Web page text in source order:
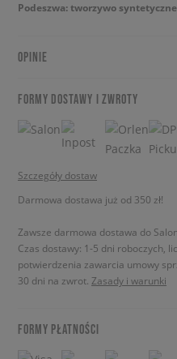
Podeszwa: tworzywo syntetyczne
OPINIE
FORMY DOSTAWY I ZWROTY
Szczegóły dostaw
Darmowa dostawa już od 350 zł!
Zawsze darmowa dostawa do
Czas dostawy: 1-5 dni roboczych,
potwierdzenia zawarcia umowy
30 dni na zwrot. Zasady i warunki
FORMY PŁATNOŚCI